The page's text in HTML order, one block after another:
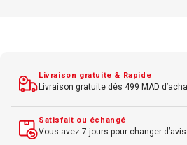
Angle de vision
Fonction pivot,
Livraison gratuite & Rapide
Livraison gratuite dès 499 MAD
Satisfait ou échangé
Vous avez 7 jours pour changer